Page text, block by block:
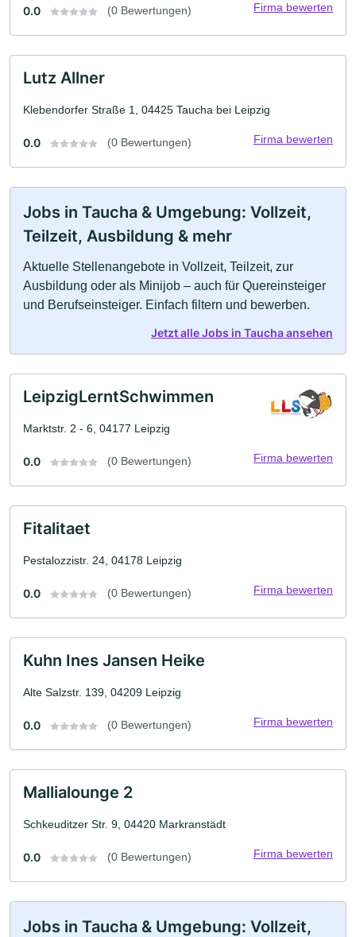
0.0 (0 Bewertungen) Firma bewerten
Lutz Allner
Klebendorfer Straße 1, 04425 Taucha bei Leipzig
0.0 (0 Bewertungen) Firma bewerten
Jobs in Taucha & Umgebung: Vollzeit,
Teilzeit, Ausbildung & mehr
Aktuelle Stellenangebote in Vollzeit, Teilzeit, zur
Ausbildung oder als Minijob – auch für Quereinsteiger
und Berufseinsteiger. Einfach filtern und bewerben.
Jetzt alle Jobs in Taucha ansehen
LeipzigLerntSchwimmen
Marktstr. 2 - 6, 04177 Leipzig
0.0 (0 Bewertungen) Firma bewerten
Fitalitaet
Pestalozzistr. 24, 04178 Leipzig
0.0 (0 Bewertungen) Firma bewerten
Kuhn Ines Jansen Heike
Alte Salzstr. 139, 04209 Leipzig
0.0 (0 Bewertungen) Firma bewerten
Mallialounge 2
Schkeuditzer Str. 9, 04420 Markranstädt
0.0 (0 Bewertungen) Firma bewerten
Jobs in Taucha & Umgebung: Vollzeit,